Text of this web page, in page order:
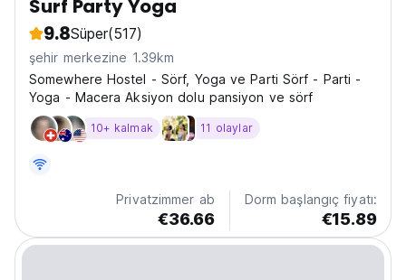
Surf Party Yoga
9.8Süper(517)
şehir merkezine 1.39km
Somewhere Hostel - Sörf, Yoga ve Parti Sörf - Parti -
Yoga - Macera Aksiyon dolu pansiyon ve sörf
10+ kalmak 11 olaylar
Privatzimmer ab
€36.66
Dorm başlangıç fiyatı:
€15.89